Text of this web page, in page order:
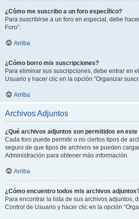
¿Cómo me suscribo a un foro específico?
Para suscribirse a un foro en especial, debe
Foro”.
Arriba
¿Cómo borro mis suscripciones?
Para eliminar sus suscripciones, debe entrar en
Usuario y hacer clic en la opción “Organizar
Arriba
Archivos Adjuntos
¿Qué archivos adjuntos son permitidos en este
Cada foro puede permitir o no ciertos tipos de
seguro de que tipos de archivos se pueden
Administración para obtener más información.
Arriba
¿Cómo encuentro todos mis archivos
Para encontrar la lista de sus archivos adjuntos,
Control de Usuario y hacer clic en la opción